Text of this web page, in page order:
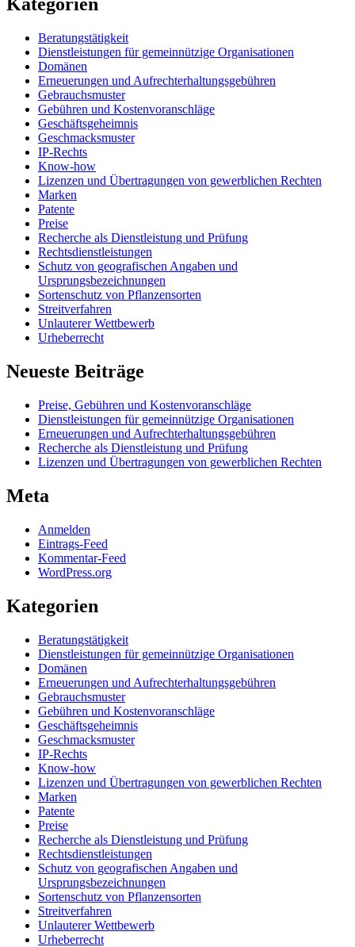
Kategorien
Beratungstätigkeit
Dienstleistungen für gemeinnützige Organisationen
Domänen
Erneuerungen und Aufrechterhaltungsgebühren
Gebrauchsmuster
Gebühren und Kostenvoranschläge
Geschäftsgeheimnis
Geschmacksmuster
IP-Rechts
Know-how
Lizenzen und Übertragungen von gewerblichen Rechten
Marken
Patente
Preise
Recherche als Dienstleistung und Prüfung
Rechtsdienstleistungen
Schutz von geografischen Angaben und
Ursprungsbezeichnungen
Sortenschutz von Pflanzensorten
Streitverfahren
Unlauterer Wettbewerb
Urheberrecht
Neueste Beiträge
Preise, Gebühren und Kostenvoranschläge
Dienstleistungen für gemeinnützige Organisationen
Erneuerungen und Aufrechterhaltungsgebühren
Recherche als Dienstleistung und Prüfung
Lizenzen und Übertragungen von gewerblichen Rechten
Meta
Anmelden
Eintrags-Feed
Kommentar-Feed
WordPress.org
Kategorien
Beratungstätigkeit
Dienstleistungen für gemeinnützige Organisationen
Domänen
Erneuerungen und Aufrechterhaltungsgebühren
Gebrauchsmuster
Gebühren und Kostenvoranschläge
Geschäftsgeheimnis
Geschmacksmuster
IP-Rechts
Know-how
Lizenzen und Übertragungen von gewerblichen Rechten
Marken
Patente
Preise
Recherche als Dienstleistung und Prüfung
Rechtsdienstleistungen
Schutz von geografischen Angaben und
Ursprungsbezeichnungen
Sortenschutz von Pflanzensorten
Streitverfahren
Unlauterer Wettbewerb
Urheberrecht